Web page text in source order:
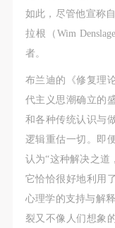
如此，尽管他宣称
拉根（Wim
者。
布兰迪的《修复理
代主义思潮确立的
和各种传统认识与
逻辑重估一切。即
认为“这种解决之道
它恰恰很好地利用
心理学的支持与解
裂又不像人们想象